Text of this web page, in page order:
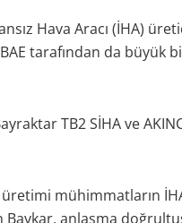
Hava Aracı (İHA)
tarafından da büyük
TB2 SİHA ve
üretimi mühimmatların
Baykar, anlaşma